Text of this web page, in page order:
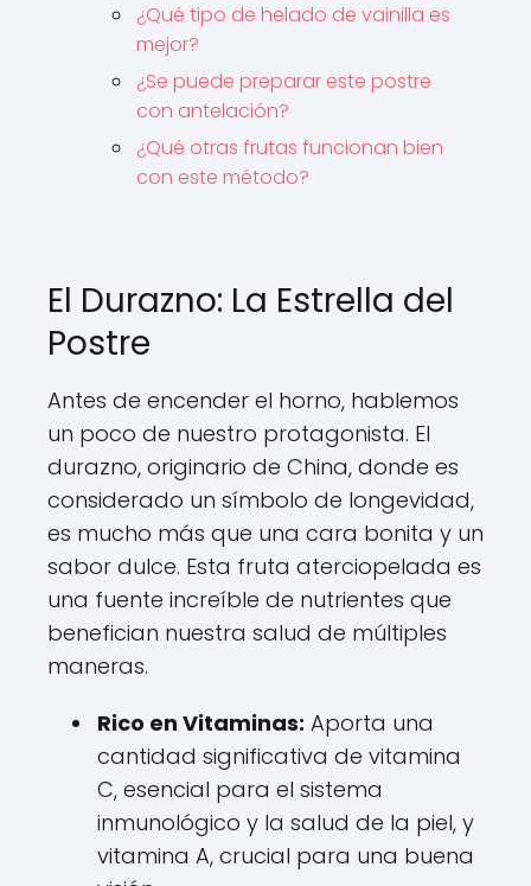
¿Qué tipo de helado de vainilla es
mejor?
¿Se puede preparar este postre
con antelación?
¿Qué otras frutas funcionan bien
con este método?
El Durazno: La Estrella del
Postre
Antes de encender el horno, hablemos
un poco de nuestro protagonista. El
durazno, originario de China, donde es
considerado un símbolo de longevidad,
es mucho más que una cara bonita y un
sabor dulce. Esta fruta aterciopelada es
una fuente increíble de nutrientes que
benefician nuestra salud de múltiples
maneras.
Rico en Vitaminas: Aporta una
cantidad significativa de vitamina
C, esencial para el sistema
inmunológico y la salud de la piel, y
vitamina A, crucial para una buena